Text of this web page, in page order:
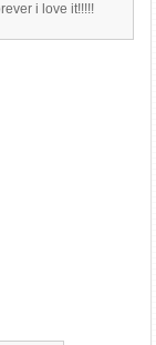
i love it!!!!!